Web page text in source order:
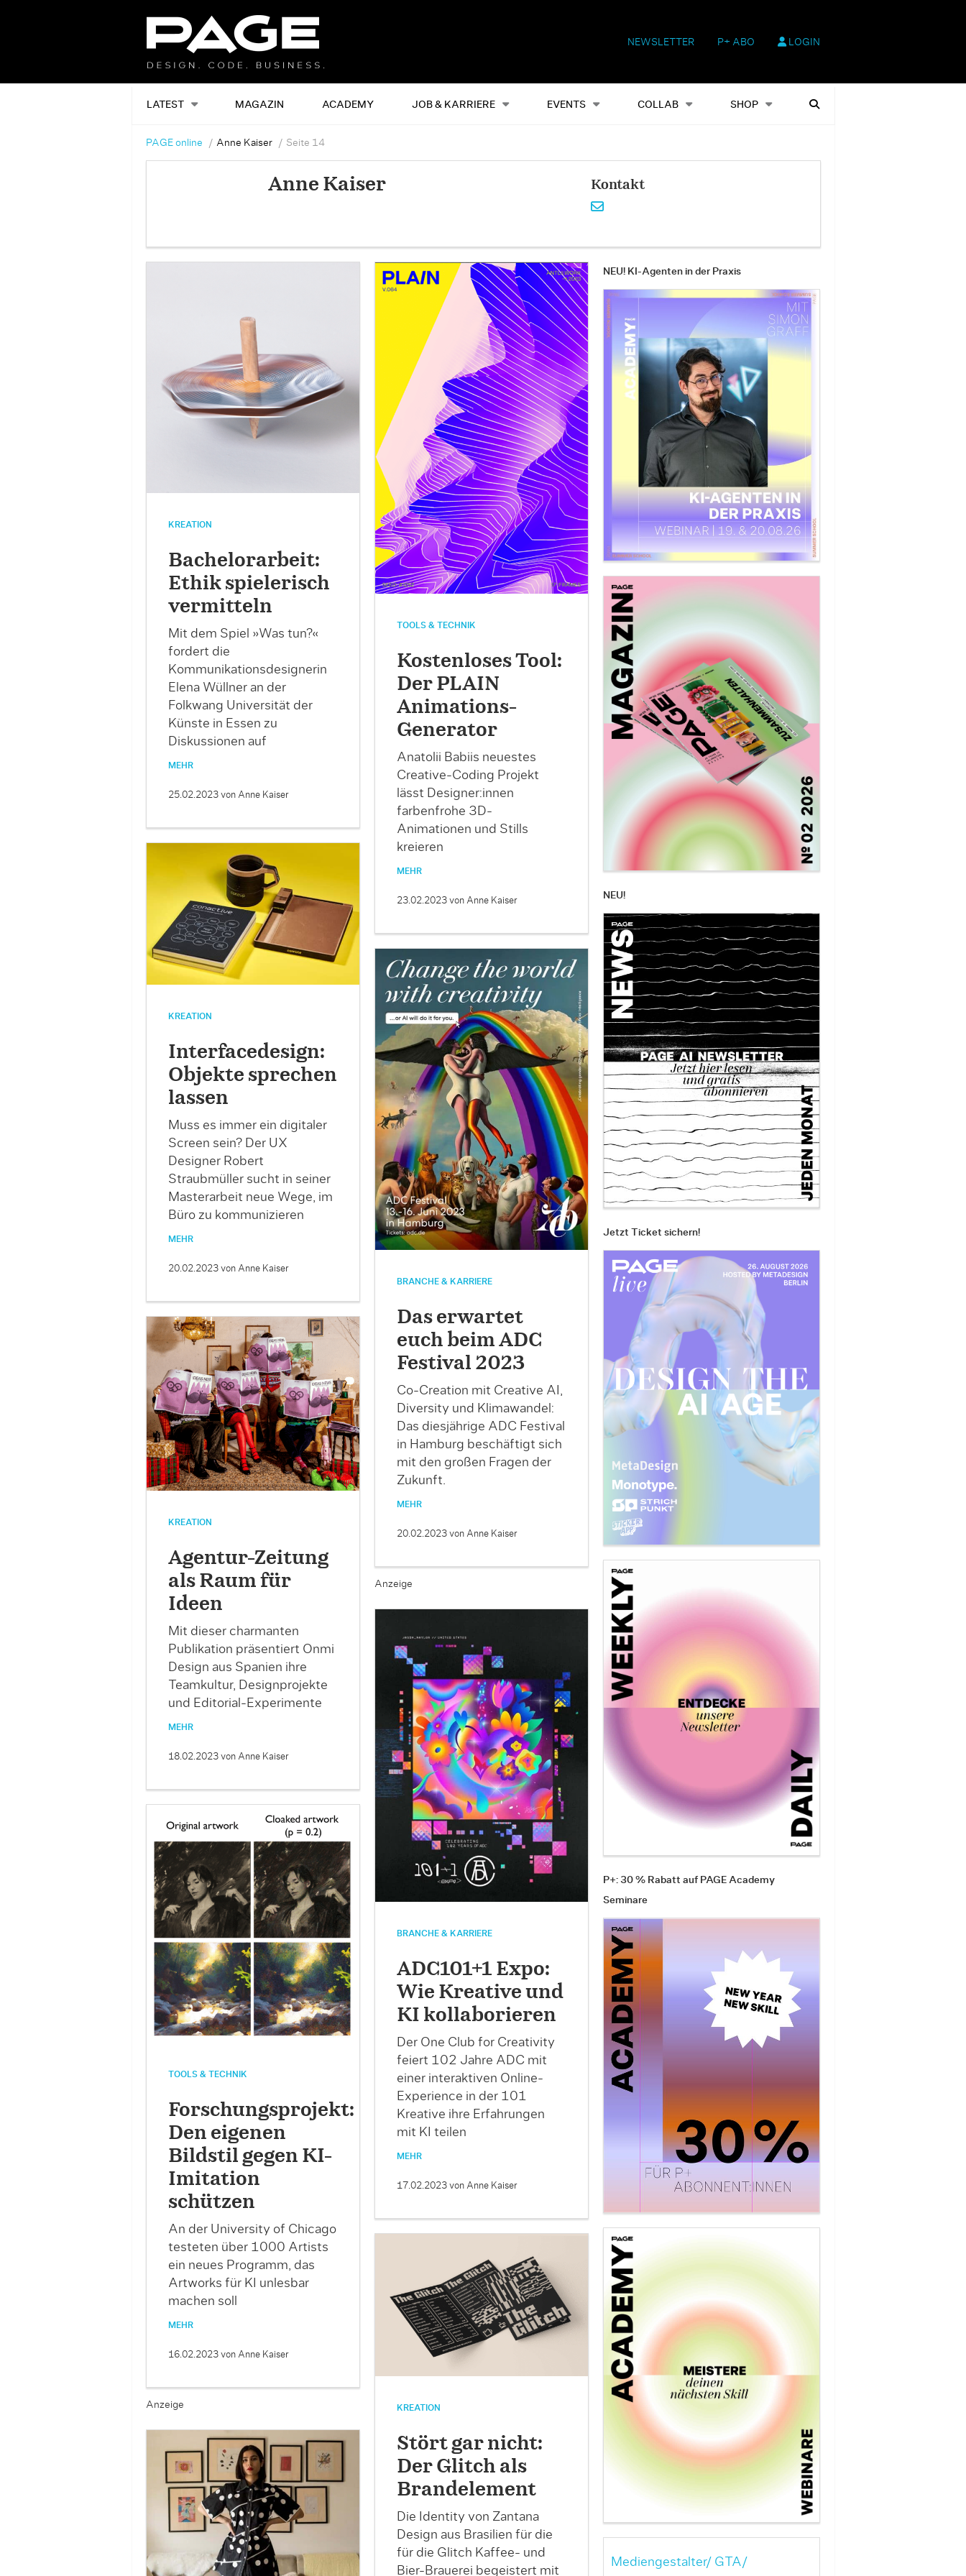
NEWSLETTER P+ ABO LOGIN
LATEST MAGAZIN ACADEMY JOB & KARRIERE EVENTS COLLAB SHOP
Alles Events Shop Heftausgaben Suchen
PAGE online Anne Kaiser Seite 14
Anne Kaiser Kontakt
KREATION
Bachelorarbeit:
Ethik spielerisch
vermitteln
Mit dem Spiel »Was tun?«
fordert die
Kommunikationsdesignerin
Elena Wüllner an der
Folkwang Universität der
Künste in Essen zu
Diskussionen auf
MEHR
25.02.2023 von Anne Kaiser
TOOLS & TECHNIK
Kostenloses Tool:
Der PLAIN
Animations-
Generator
Anatolii Babiis neuestes
Creative-Coding Projekt
lässt Designer:innen
farbenfrohe 3D-
Animationen und Stills
kreieren
MEHR
23.02.2023 von Anne Kaiser
BRANCHE & KARRIERE
Das erwartet
euch beim ADC
Festival 2023
Co-Creation mit Creative AI,
Diversity und Klimawandel:
Das diesjährige ADC Festival
in Hamburg beschäftigt sich
mit den großen Fragen der
Zukunft.
MEHR
20.02.2023 von Anne Kaiser
KREATION
Interfacedesign:
Objekte sprechen
lassen
Muss es immer ein digitaler
Screen sein? Der UX
Designer Robert
Straubmüller sucht in seiner
Masterarbeit neue Wege, im
Büro zu kommunizieren
MEHR
20.02.2023 von Anne Kaiser
Anzeige
KREATION
Agentur-Zeitung
als Raum für
Ideen
Mit dieser charmanten
Publikation präsentiert Onmi
Design aus Spanien ihre
Teamkultur, Designprojekte
und Editorial-Experimente
MEHR
18.02.2023 von Anne Kaiser
BRANCHE & KARRIERE
ADC101+1 Expo:
Wie Kreative und
KI kollaborieren
Der One Club for Creativity
feiert 102 Jahre ADC mit
einer interaktiven Online-
Experience in der 101
Kreative ihre Erfahrungen
mit KI teilen
MEHR
17.02.2023 von Anne Kaiser
TOOLS & TECHNIK
Forschungsprojekt:
Den eigenen
Bildstil gegen KI-
Imitation
schützen
An der University of Chicago
testeten über 1000 Artists
ein neues Programm, das
Artworks für KI unlesbar
machen soll
MEHR
16.02.2023 von Anne Kaiser
KREATION
Stört gar nicht:
Der Glitch als
Brandelement
Die Identity von Zantana
Design aus Brasilien für die
für die Glitch Kaffee- und
Bier-Brauerei begeistert mit
Anzeige
NEU! KI-Agenten in der Praxis
NEU!
Jetzt Ticket sichern!
P+: 30 % Rabatt auf PAGE Academy
Seminare
Mediengestalter/ GTA/